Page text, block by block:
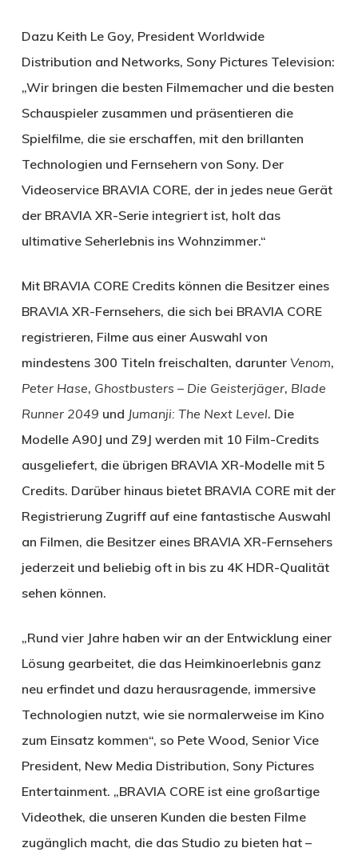
Dazu Keith Le Goy, President Worldwide
Distribution and Networks, Sony Pictures Television:
„Wir bringen die besten Filmemacher und die besten
Schauspieler zusammen und präsentieren die
Spielfilme, die sie erschaffen, mit den brillanten
Technologien und Fernsehern von Sony. Der
Videoservice BRAVIA CORE, der in jedes neue Gerät
der BRAVIA XR-Serie integriert ist, holt das
ultimative Seherlebnis ins Wohnzimmer.“
Mit BRAVIA CORE Credits können die Besitzer eines
BRAVIA XR-Fernsehers, die sich bei BRAVIA CORE
registrieren, Filme aus einer Auswahl von
mindestens 300 Titeln freischalten, darunter Venom,
Peter Hase, Ghostbusters – Die Geisterjäger, Blade
Runner 2049 und Jumanji: The Next Level. Die
Modelle A90J und Z9J werden mit 10 Film-Credits
ausgeliefert, die übrigen BRAVIA XR-Modelle mit 5
Credits. Darüber hinaus bietet BRAVIA CORE mit der
Registrierung Zugriff auf eine fantastische Auswahl
an Filmen, die Besitzer eines BRAVIA XR-Fernsehers
jederzeit und beliebig oft in bis zu 4K HDR-Qualität
sehen können.
„Rund vier Jahre haben wir an der Entwicklung einer
Lösung gearbeitet, die das Heimkinoerlebnis ganz
neu erfindet und dazu herausragende, immersive
Technologien nutzt, wie sie normalerweise im Kino
zum Einsatz kommen“, so Pete Wood, Senior Vice
President, New Media Distribution, Sony Pictures
Entertainment. „BRAVIA CORE ist eine großartige
Videothek, die unseren Kunden die besten Filme
zugänglich macht, die das Studio zu bieten hat –